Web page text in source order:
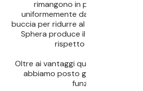
rimangono in posizione e
uniformemente da tutti i lati
buccia per ridurre al minimo le
Sphera produce il 70% in meno
rispetto alle presse
Oltre ai vantaggi qualitativi che
abbiamo posto grande enfasi sul
funzionale e